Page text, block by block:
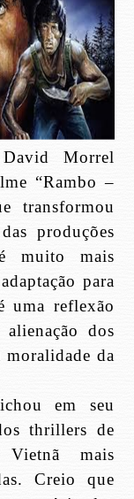
Morrel
“Rambo –
transformou
produções
muito mais
para
uma reflexão
dos
moralidade da
em seu
thrillers de
mais
Creio que